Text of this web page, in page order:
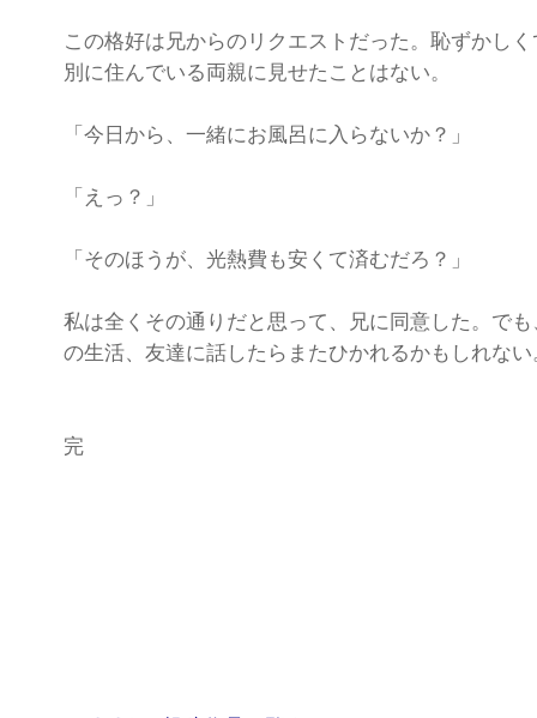
この格好は兄からのリクエストだった。恥ずかしく
別に住んでいる両親に見せたことはない。
「今日から、一緒にお風呂に入らないか？」
「えっ？」
「そのほうが、光熱費も安くて済むだろ？」
私は全くその通りだと思って、兄に同意した。でも
の生活、友達に話したらまたひかれるかもしれない
完